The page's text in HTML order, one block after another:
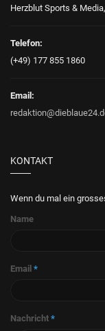
Herzblut Sports &
Telefon:
(+49) 177 855 1860
Email:
KONTAKT
Wenn du mal ein
Name
Email *
Nachricht *